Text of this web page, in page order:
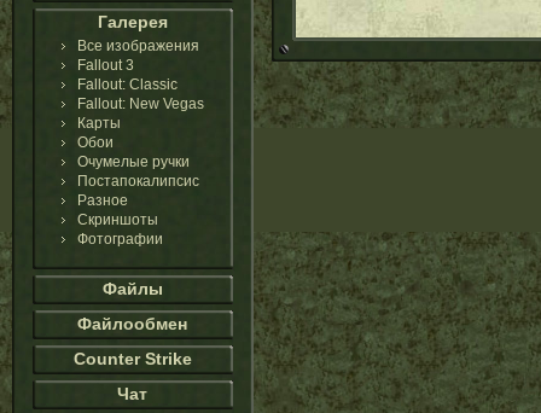
Галерея
Все изображения
Fallout 3
Fallout: Classic
Fallout: New Vegas
Карты
Обои
Очумелые ручки
Постапокалипсис
Разное
Скриншоты
Фотографии
Файлы
Файлообмен
Counter Strike
Чат